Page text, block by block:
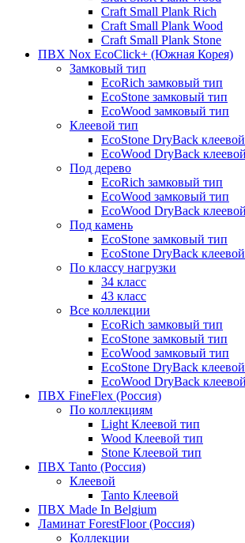
Craft Small Plank Rich
Craft Small Plank Wood
Craft Small Plank Stone
ПВХ Nox EcoClick+ (Южная Корея)
Замковый тип
EcoRich замковый тип
EcoStone замковый тип
EcoWood замковый тип
Клеевой тип
EcoStone DryBack
EcoWood DryBack
Под дерево
EcoRich замковый тип
EcoWood замковый тип
EcoWood DryBack
Под камень
EcoStone замковый тип
EcoStone DryBack
По классу нагрузки
34 класс
43 класс
Все коллекции
EcoRich замковый тип
EcoStone замковый тип
EcoWood замковый тип
EcoStone DryBack
EcoWood DryBack
ПВХ FineFlex (Россия)
По коллекциям
Light Клеевой тип
Wood Клеевой тип
Stone Клеевой тип
ПВХ Tanto (Россия)
Клеевой
Tanto Клеевой
ПВХ Made In Belgium
Ламинат ForestFloor (Россия)
Коллекции